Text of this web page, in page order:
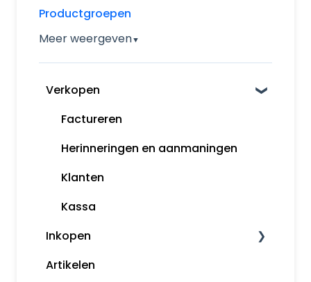
Productgroepen
Meer weergeven▼
Verkopen
Factureren
Herinneringen en aanmaningen
Klanten
Kassa
Inkopen
Leveranciers
Artikelen